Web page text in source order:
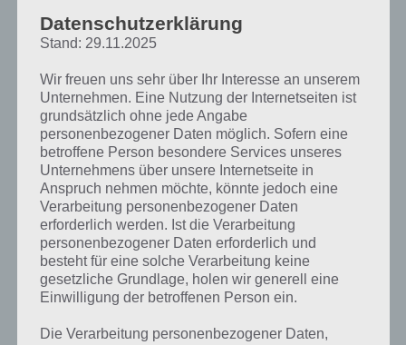
Unternehmen, die
Smartphones
zählen Apple,
Samsung, Huawei,
Sony, LG, HTC und
viele mehr.
aber nicht schlechter
sein müssen.
Wo sollte ich mein Smartphone / Tablet
kaufen?
Ob du das Smartphone im Handel wie bspw. Media Markt kaufst
oder online, musst du selber wissen. Der Vorteil bei Media Markt ist,
wenn du nicht weißt, welche Displaygröße die richtige für dich ist.
Datenschutzerklärung
Stand: 29.11.2025
Wir freuen uns sehr über Ihr Interesse an unserem
Unternehmen. Eine Nutzung der Internetseiten ist
grundsätzlich ohne jede Angabe
personenbezogener Daten möglich. Sofern eine
betroffene Person besondere Services unseres
Unternehmens über unsere Internetseite in
Anspruch nehmen möchte, könnte jedoch eine
Verarbeitung personenbezogener Daten
erforderlich werden. Ist die Verarbeitung
personenbezogener Daten erforderlich und
besteht für eine solche Verarbeitung keine
gesetzliche Grundlage, holen wir generell eine
Einwilligung der betroffenen Person ein.
Die Verarbeitung personenbezogener Daten,